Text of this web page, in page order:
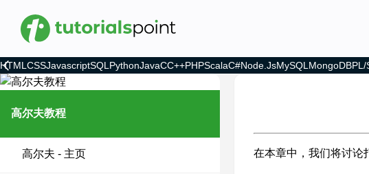
HTML CSSJavascriptSQL PythonJavaCC++PHPScalaC#Node.jsMySQL MongoDBPL/
高尔夫教程
高尔夫 - 主页 在本章中，我们将讨论